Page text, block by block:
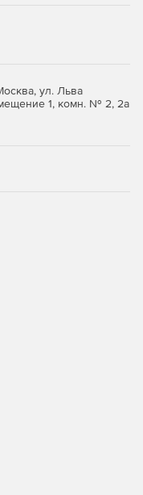
нашем интернет-
ул. Льва
1, комн. № 2, 2а